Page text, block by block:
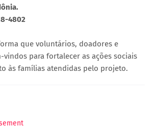
4802
que voluntários, doadores e
vindos para fortalecer as ações sociais
às famílias atendidas pelo projeto.